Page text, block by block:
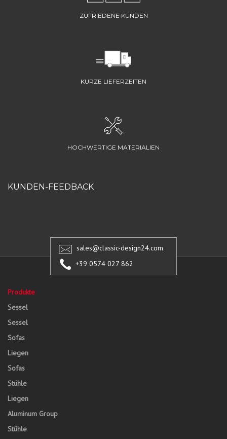
ZUFRIEDENE KUNDEN
KURZE LIEFERZEITEN
HOCHWERTIGE MATERIALIEN
KUNDEN-FEEDBACK
sales@classic-design24.com
+39 0574 027 862
Produkte
Sessel
Sessel
Sofas
Liegen
Sofas
Stühle
Liegen
Aluminum Group
Stühle